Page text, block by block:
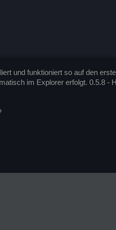
und funktioniert so auf den
im Explorer erfolgt. 0.5.8 -